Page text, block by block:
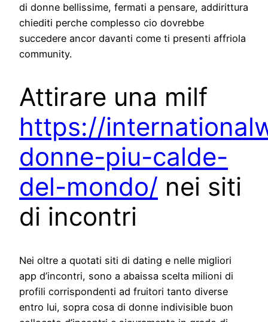
di donne bellissime, fermati a pensare, addirittura
chiediti perche complesso cio dovrebbe
succedere ancor davanti come ti presenti affriola
community.
Attirare una milf
https://
donne-piu-calde-
del-mondo/ nei siti
di incontri
Nei oltre a quotati siti di dating e nelle migliori
app d’incontri, sono a abaissa scelta milioni di
profili corrispondenti ad fruitori tanto diverse
entro lui, sopra cosa di donne indivisible buon